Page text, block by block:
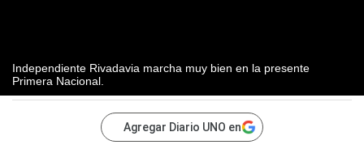
Independiente Rivadavia marcha muy bien en la presente
Primera Nacional.
Agregar Diario UNO en